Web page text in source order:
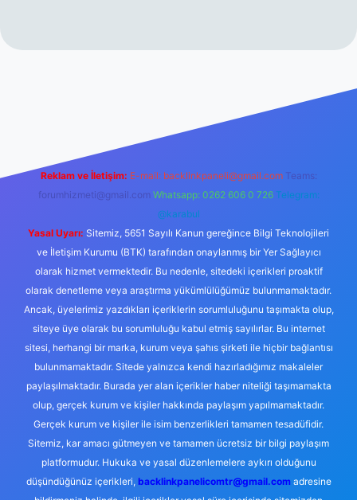
Reklam ve İletişim: E-mail: backlinkpaneli@gmail.com Teams:
forumhizmeti@gmail.com Whatsapp: 0262 606 0 726 Telegram:
@karabul
Yasal Uyarı: Sitemiz, 5651 Sayılı Kanun gereğince Bilgi Teknolojileri
ve İletişim Kurumu (BTK) tarafından onaylanmış bir Yer Sağlayıcı
olarak hizmet vermektedir. Bu nedenle, sitedeki içerikleri proaktif
olarak denetleme veya araştırma yükümlülüğümüz bulunmamaktadır.
Ancak, üyelerimiz yazdıkları içeriklerin sorumluluğunu taşımakta olup,
siteye üye olarak bu sorumluluğu kabul etmiş sayılırlar. Bu internet
sitesi, herhangi bir marka, kurum veya şahıs şirketi ile hiçbir bağlantısı
bulunmamaktadır. Sitede yalnızca kendi hazırladığımız makaleler
paylaşılmaktadır. Burada yer alan içerikler haber niteliği taşımamakta
olup, gerçek kurum ve kişiler hakkında paylaşım yapılmamaktadır.
Gerçek kurum ve kişiler ile isim benzerlikleri tamamen tesadüfidir.
Sitemiz, kar amacı gütmeyen ve tamamen ücretsiz bir bilgi paylaşım
platformudur. Hukuka ve yasal düzenlemelere aykırı olduğunu
düşündüğünüz içerikleri, backlinkpanelicomtr@gmail.comadresine